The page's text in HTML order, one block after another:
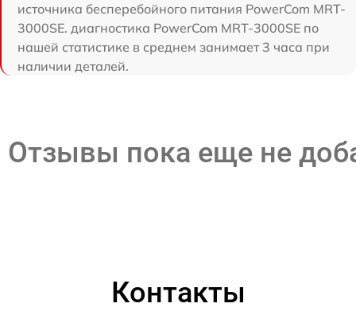
источника бесперебойного питания PowerCom MRT-
3000SE. диагностика PowerCom MRT-3000SE по
нашей статистике в среднем занимает 3 часа при
наличии деталей.
Отзывы пока еще не
Контакты